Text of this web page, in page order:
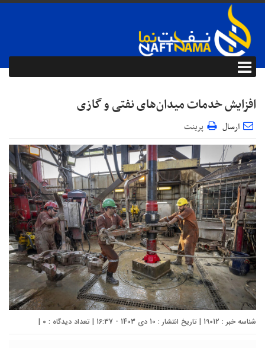
افزایش خدمات میدان‌های نفتی و گازی
ارسال پرینت
شناسه خبر : 19012 | تاریخ انتشار : 10 دی 1403 - 16:37 | تعداد دیدگاه : ۰ |